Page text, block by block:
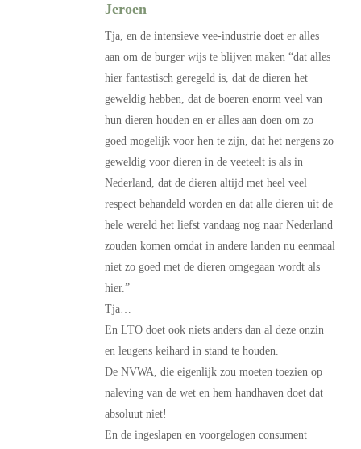
Jeroen
Tja, en de intensieve vee-industrie doet er alles
aan om de burger wijs te blijven maken “dat alles
hier fantastisch geregeld is, dat de dieren het
geweldig hebben, dat de boeren enorm veel van
hun dieren houden en er alles aan doen om zo
goed mogelijk voor hen te zijn, dat het nergens zo
geweldig voor dieren in de veeteelt is als in
Nederland, dat de dieren altijd met heel veel
respect behandeld worden en dat alle dieren uit de
hele wereld het liefst vandaag nog naar Nederland
zouden komen omdat in andere landen nu eenmaal
niet zo goed met de dieren omgegaan wordt als
hier.”
Tja…
En LTO doet ook niets anders dan al deze onzin
en leugens keihard in stand te houden.
De NVWA, die eigenlijk zou moeten toezien op
naleving van de wet en hem handhaven doet dat
absoluut niet!
En de ingeslapen en voorgelogen consument